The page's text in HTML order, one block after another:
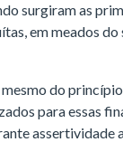
surgiram as
em meados do
mesmo do
para essas
assertividade